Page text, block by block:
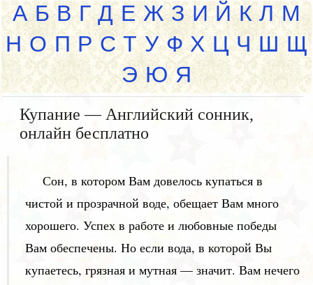
А Б В Г Д Е Ж З И Й К Л М
Н О П Р С Т У Ф Х Ц Ч Ш Щ
Э Ю Я
Купание — Английский сонник,
онлайн бесплатно
Сон, в котором Вам довелось купаться в
чистой и прозрачной воде, обещает Вам много
хорошего. Успех в работе и любовные победы
Вам обеспечены. Но если вода, в которой Вы
купаетесь, грязная и мутная — значит. Вам нечего